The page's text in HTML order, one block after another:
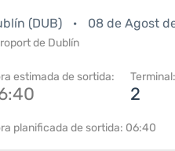
(DUB) 08 de Agost
de Dublín
estimada de sortida: Terminal:
2
planificada de sortida: 06:40